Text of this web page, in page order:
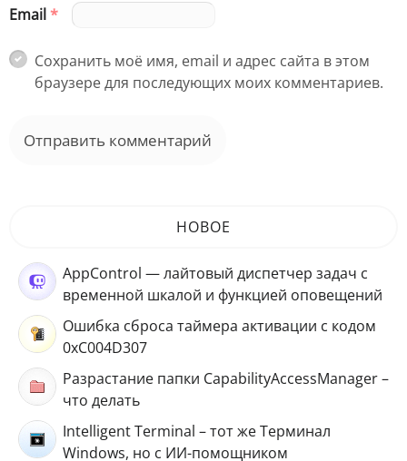
Email*
Сохранить моё имя, email и адрес сайта в этом
браузере для последующих моих комментариев.
НОВОЕ
AppControl — лайтовый диспетчер задач с
временной шкалой и функцией оповещений
Ошибка сброса таймера активации с кодом
0xC004D307
Разрастание папки CapabilityAccessManager –
что делать
Intelligent Terminal – тот же Терминал
Windows, но с ИИ-помощником